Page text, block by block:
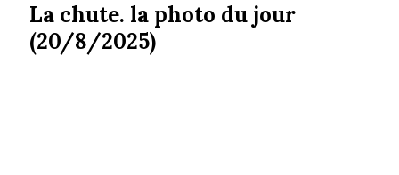
La chute. la photo du jour
(20/8/2025)